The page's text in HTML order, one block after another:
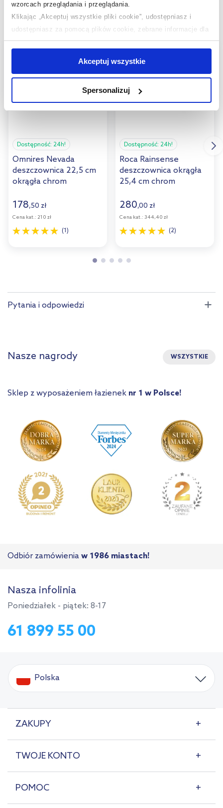
wzorcach przeglądania i przeglądania.
Klikając „Akceptuj wszystkie pliki cookie”, udostępniasz i
udostępniasz za pomocą plików cookie, zebrane informacje dla
użytkowników zewnętrznych, a także nasi partnerzy reklamowi.
jednak, że zablokowane niektóre pliki cookie mogą mieć wpływ
na sposób dostarczania treści niedostosowanych do potrzeb
informacji na temat plików cookie i tego, dlaczego ich przepisy,
przejdź do zakładek „Informacje o plikach cookie”.
Akceptuj wszystkie
Spersonalizuj
Produkty podobne:
multirabaty
Dostępność: 24h!
Omnires Nevada
deszczownica 22,5 cm
okrągła chrom
178,50 zł
Cena kat.: 210 zł
(1)
multirabaty
Dostępność: 24h!
Roca Rainsense
deszczownica okrągła
25,4 cm chrom
280,00 zł
Cena kat.: 344,40 zł
(2)
Pytania i odpowiedzi
Nasze nagrody WSZYSTKIE
Sklep z wyposażeniem łazienek nr 1 w Polsce!
Odbiór zamówienia w 1986 miastach!
Nasza infolinia
Poniedziałek - piątek: 8-17
61 899 55 00
Polska
ZAKUPY
TWOJE KONTO
POMOC